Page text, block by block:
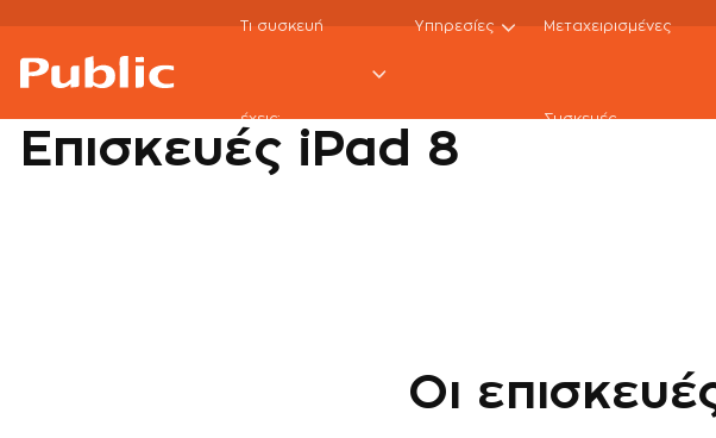
Τι συσκευή
έχεις;
Υπηρεσίες Μεταχειρισμένες
Συσκευές
iPad 8
Επισκευές iPad 8
Οι